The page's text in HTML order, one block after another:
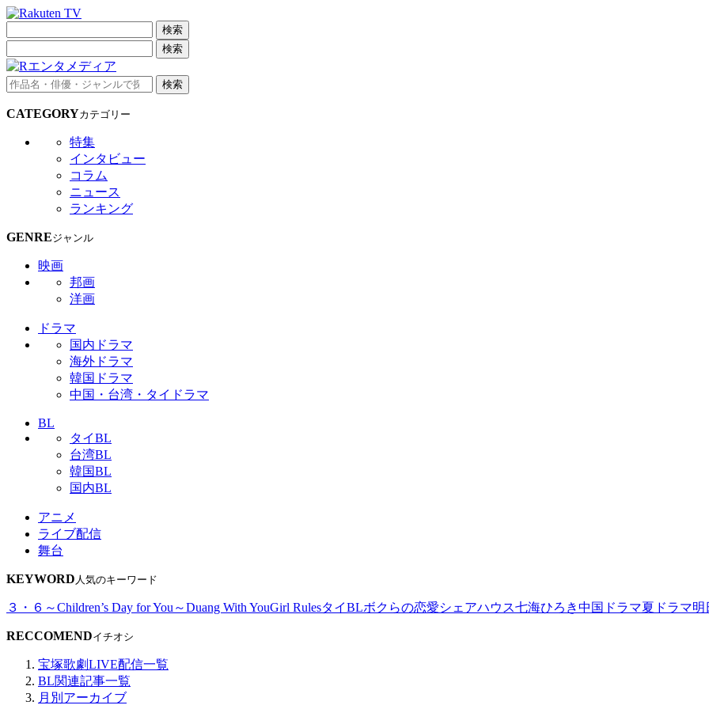
検索
検索
検索
CATEGORYカテゴリー
特集
インタビュー
コラム
ニュース
ランキング
GENREジャンル
映画
邦画
洋画
ドラマ
国内ドラマ
海外ドラマ
韓国ドラマ
中国・台湾・タイドラマ
BL
タイBL
台湾BL
韓国BL
国内BL
アニメ
ライブ配信
舞台
KEYWORD 人気のキーワード
３・６～Children’s Day for You～Duang With YouGirl RulesタイBLボクらの恋愛シェアハウス七海ひろき中国ドラマ夏ドラマ明
RECCOMENDイチオシ
宝塚歌劇LIVE配信一覧
BL関連記事一覧
月別アーカイブ